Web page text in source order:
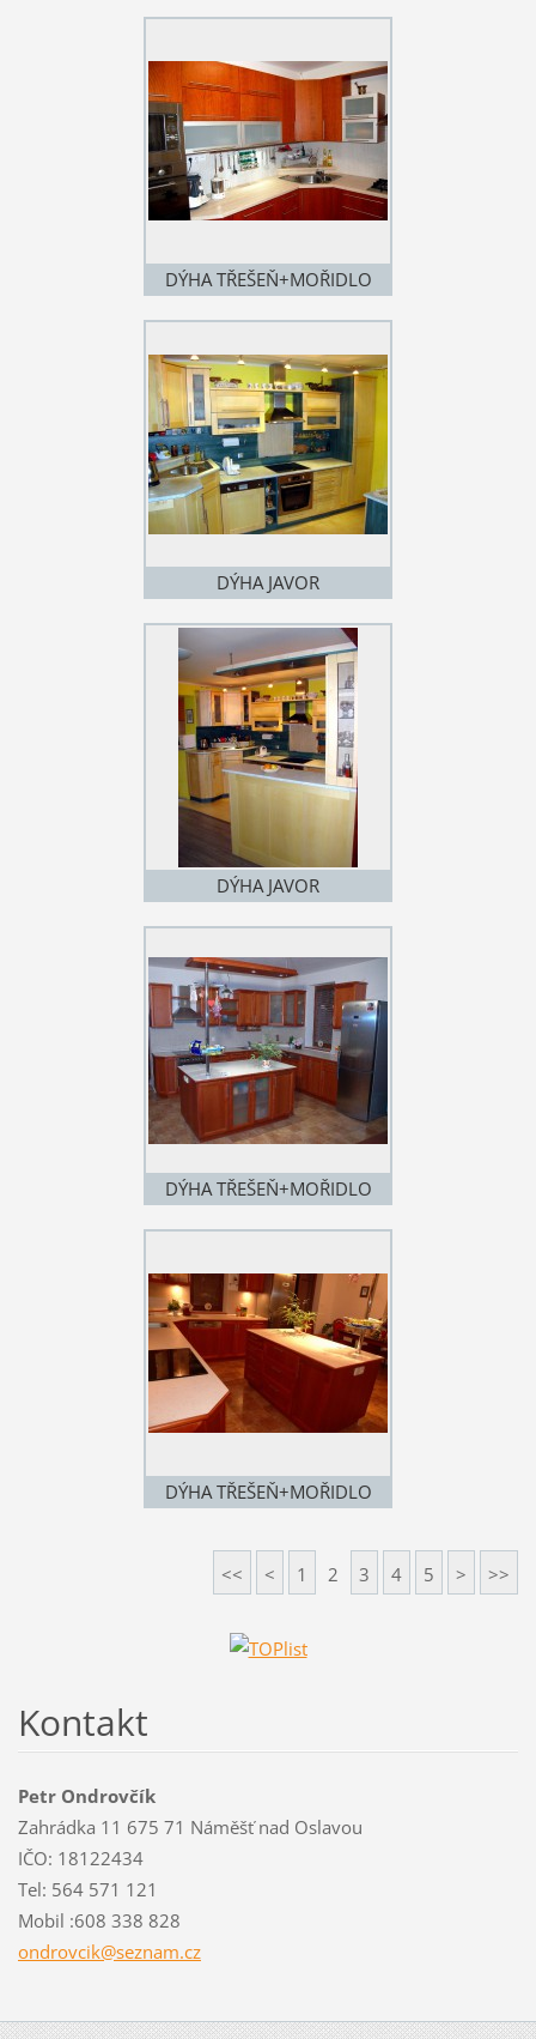
DÝHA TŘEŠEŇ+MOŘIDLO
DÝHA JAVOR
DÝHA JAVOR
DÝHA TŘEŠEŇ+MOŘIDLO
DÝHA TŘEŠEŇ+MOŘIDLO
<< < 1 2 3 4 5 > >>
Kontakt
Petr Ondrovčík
Zahrádka 11 675 71 Náměšť nad Oslavou
IČO: 18122434
Tel: 564 571 121
Mobil :608 338 828
ondrovcik@seznam.cz